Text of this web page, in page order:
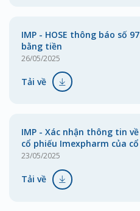
IMP - HOSE thông báo số
bằng tiền
26/05/2025
Tải về
IMP - Xác nhận thông tin
cổ phiếu Imexpharm của
23/05/2025
Tải về